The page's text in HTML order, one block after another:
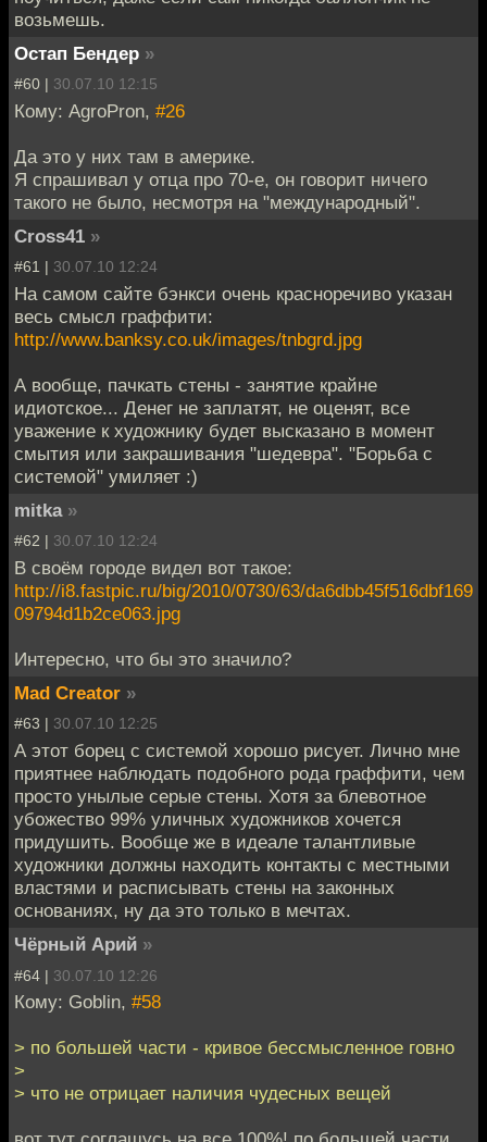
возьмешь.
Остап Бендер »
#60 | 30.07.10 12:15
Кому: AgroPron, #26
Да это у них там в америке.
Я спрашивал у отца про 70-е, он говорит ничего
такого не было, несмотря на "международный".
Cross41 »
#61 | 30.07.10 12:24
На самом сайте бэнкси очень красноречиво указан
весь смысл граффити:
http://www.banksy.co.uk/images/tnbgrd.jpg
А вообще, пачкать стены - занятие крайне
идиотское... Денег не заплатят, не оценят, все
уважение к художнику будет высказано в момент
смытия или закрашивания "шедевра". "Борьба с
системой" умиляет :)
mitka »
#62 | 30.07.10 12:24
В своём городе видел вот такое:
http://i8.fastpic.ru/big/2010/0730/63/da6dbb45f516dbf169
09794d1b2ce063.jpg
Интересно, что бы это значило?
Mad Creator »
#63 | 30.07.10 12:25
А этот борец с системой хорошо рисует. Лично мне
приятнее наблюдать подобного рода граффити, чем
просто унылые серые стены. Хотя за блевотное
убожество 99% уличных художников хочется
придушить. Вообще же в идеале талантливые
художники должны находить контакты с местными
властями и расписывать стены на законных
основаниях, ну да это только в мечтах.
Чёрный Арий »
#64 | 30.07.10 12:26
Кому: Goblin, #58
> по большей части - кривое бессмысленное говно
>
> что не отрицает наличия чудесных вещей